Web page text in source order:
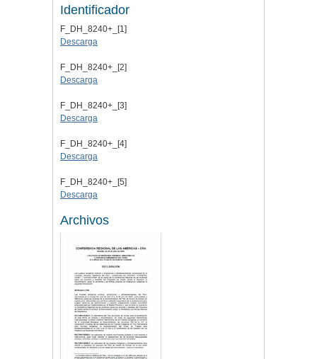
Identificador
F_DH_8240+_[1]
Descarga
F_DH_8240+_[2]
Descarga
F_DH_8240+_[3]
Descarga
F_DH_8240+_[4]
Descarga
F_DH_8240+_[5]
Descarga
Archivos